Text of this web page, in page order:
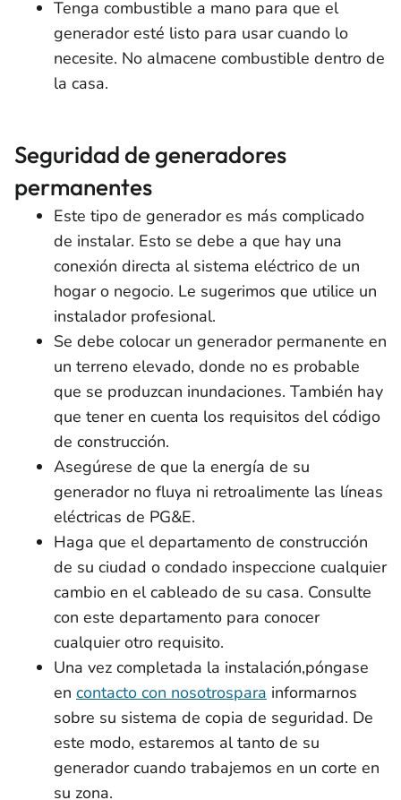
Tenga combustible a mano para que el
generador esté listo para usar cuando lo
necesite. No almacene combustible dentro de
la casa.
Seguridad de generadores
permanentes
Este tipo de generador es más complicado
de instalar. Esto se debe a que hay una
conexión directa al sistema eléctrico de un
hogar o negocio. Le sugerimos que utilice un
instalador profesional.
Se debe colocar un generador permanente en
un terreno elevado, donde no es probable
que se produzcan inundaciones. También hay
que tener en cuenta los requisitos del código
de construcción.
Asegúrese de que la energía de su
generador no fluya ni retroalimente las líneas
eléctricas de PG&E.
Haga que el departamento de construcción
de su ciudad o condado inspeccione cualquier
cambio en el cableado de su casa. Consulte
con este departamento para conocer
cualquier otro requisito.
Una vez completada la instalación,póngase
en contacto con nosotrospara informarnos
sobre su sistema de copia de seguridad. De
este modo, estaremos al tanto de su
generador cuando trabajemos en un corte en
su zona.